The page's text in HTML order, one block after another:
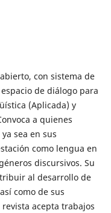
con sistema de
de diálogo para
(Aplicada) y
a quienes
sea en sus
como lengua en
discursivos. Su
al desarrollo de
como de sus
acepta trabajos